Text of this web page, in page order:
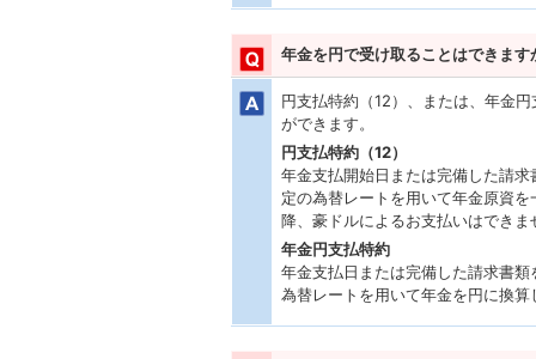
年金を円で受け取ることはできます
円支払特約（12）、または、年金
ができます。
円支払特約（12）
年金支払開始日または完備した請
定の為替レートを用いて年金原資
降、豪ドルによるお支払いはできま
年金円支払特約
年金支払日または完備した請求書
為替レートを用いて年金を円に換算